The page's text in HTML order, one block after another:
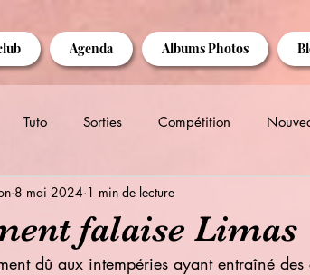
Agenda Albums Photos
Tuto Sorties Compétition
falaise Limas
8 mai 2024 1 min de lecture
dû aux intempéries ayant entraîné